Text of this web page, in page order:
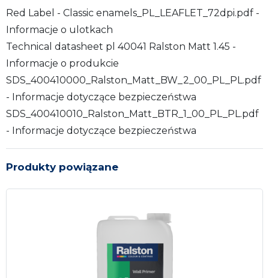
Red Label - Classic enamels_PL_LEAFLET_72dpi.pdf -
Informacje o ulotkach
Technical datasheet pl 40041 Ralston Matt 1.45 -
Informacje o produkcie
SDS_400410000_Ralston_Matt_BW_2_00_PL_PL.pdf
- Informacje dotyczące bezpieczeństwa
SDS_400410010_Ralston_Matt_BTR_1_00_PL_PL.pdf
- Informacje dotyczące bezpieczeństwa
Produkty powiązane